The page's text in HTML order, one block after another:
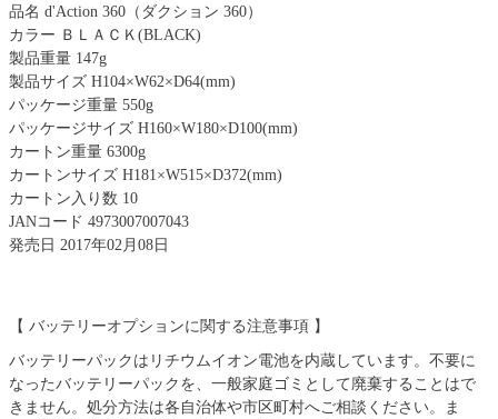
品名 d'Action 360（ダクション 360）
カラー ＢＬＡＣＫ(BLACK)
製品重量 147g
製品サイズ H104×W62×D64(mm)
パッケージ重量 550g
パッケージサイズ H160×W180×D100(mm)
カートン重量 6300g
カートンサイズ H181×W515×D372(mm)
カートン入り数 10
JANコード 4973007007043
発売日 2017年02月08日
【 バッテリーオプションに関する注意事項 】
バッテリーパックはリチウムイオン電池を内蔵しています。不要に
なったバッテリーパックを、一般家庭ゴミとして廃棄することはで
きません。処分方法は各自治体や市区町村へご相談ください。ま